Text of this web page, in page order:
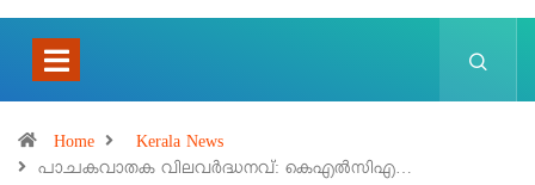
Home
Kerala News
പാചകവാതക വിലവർദ്ധനവ്: കെഎൽസിഎ…